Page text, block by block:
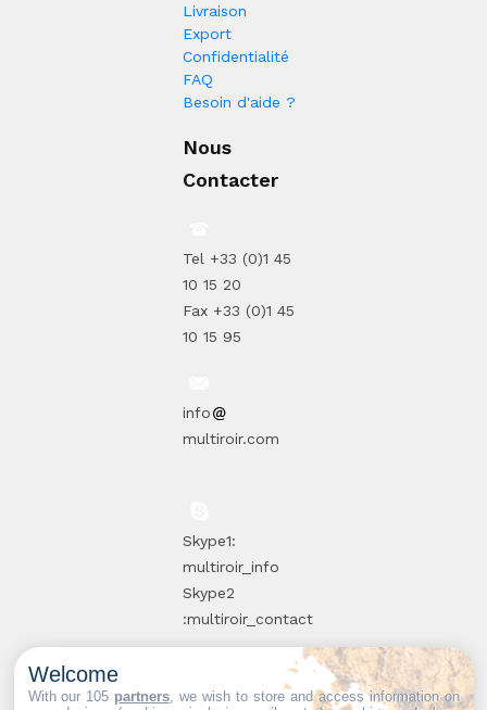
Livraison
Export
Confidentialité
FAQ
Besoin d'aide ?
Nous
Contacter
Tel +33 (0)1 45
10 15 20
Fax +33 (0)1 45
10 15 95
info
multiroir.com
Skype1:
multiroir_info
Skype2
:multiroir_contact
10, route de
Welcome
With our 105 partners , we wish to store and access information on